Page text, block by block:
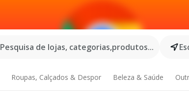
Pesquisa de lojas, categorias,produtos...
Roupas, Calçados & Despor Beleza & Saúde